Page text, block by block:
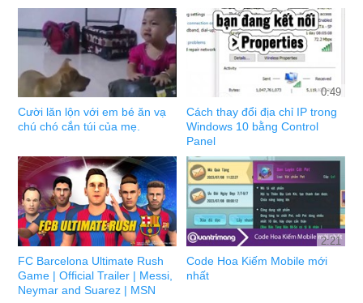
Cười lăn lộn với em bé ăn vạ
chú chó cắn túi của mẹ.
0:49
Cách thay đổi địa chỉ IP trong
Windows 10 bằng Control
Panel
FC Barcelona Ultimate Rush
Game | Official Trailer | Messi,
Neymar and Suarez | MSN
2:21
Code Hoa Kiếm Mobile mới
nhất